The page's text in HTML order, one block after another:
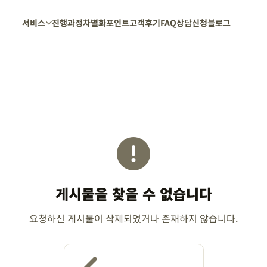
서비스 진행과정차별화포인트고객후기FAQ상담신청블로그
게시물을 찾을 수 없습니다
요청하신 게시물이 삭제되었거나 존재하지 않습니다.